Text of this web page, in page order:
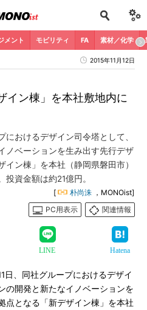
メント モビリティ FA 素材／化学
2015年11月12日
イン棟」を本社敷地内に
おけるデザイン司令塔として、
ノベーションを生み出す先行デザ
ン棟」を本社（静岡県磐田市）
資金額は約21億円。
[ 朴尚洙 ，MONOist]
PC用表示
関連情報
LINE Hatena
日、同社グループにおけるデザイ
の開発と新たなイノベーションを
点となる「新デザイン棟」を本社